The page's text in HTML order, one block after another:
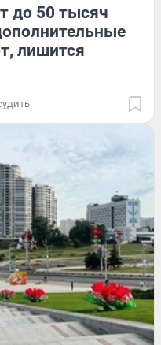
до 50 тысяч
лишится